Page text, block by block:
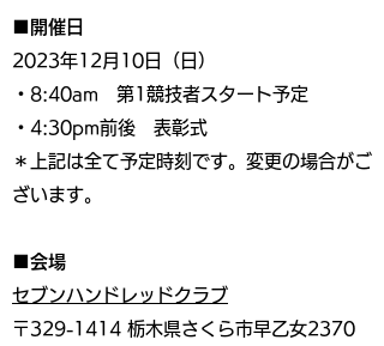
■開催日
2023年12月10日（日）
・8:40am 第1競技者スタート予定
・4:30pm前後 表彰式
＊上記は全て予定時刻です。変更の場合がご
ざいます。
■会場
セブンハンドレッドクラブ
〒329-1414 栃木県さくら市早乙女2370